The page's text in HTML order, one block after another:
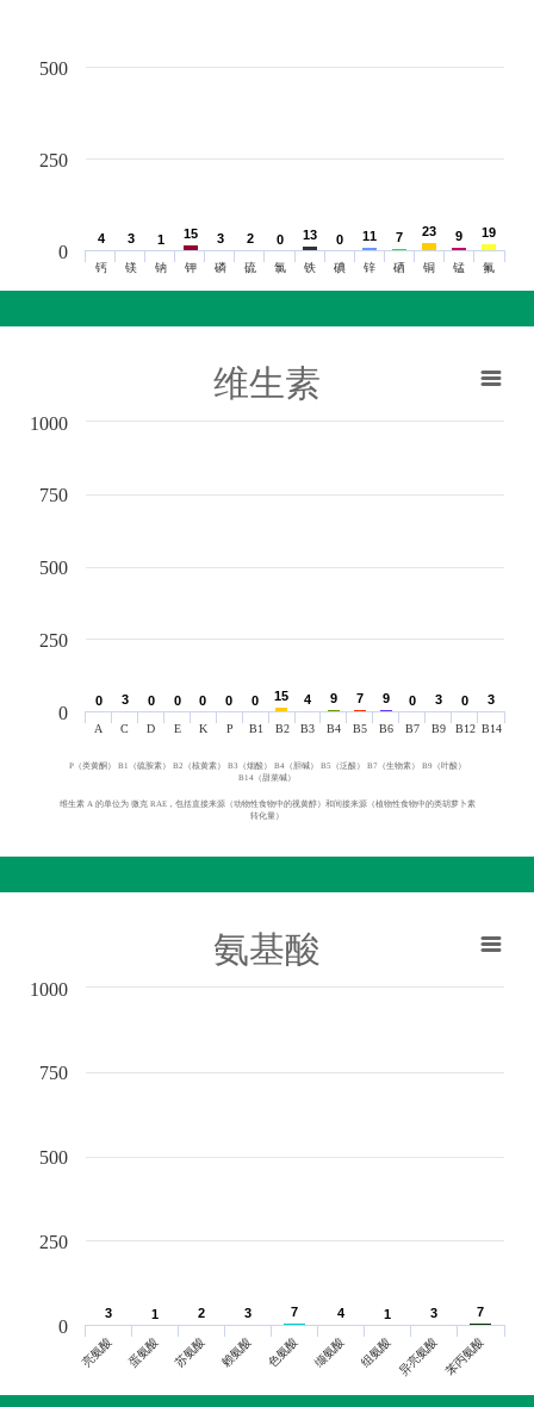
4
4 3
3 1
1 15
15 3
3 2
2 0
0 13
13 0
0 11
11 7
7 23
23 9
9 19
19
钙 镁 钠 钾 磷 硫 氯 铁 碘 锌 硒 铜 锰 氟
0
250
500
维生素
0
0 3
3 0
0 0
0 0
0 0
0 0
0 15
15 4
4 9
9 7
7 9
9 0
0 3
3 0
0 3
3
A C D E K P B1 B2 B3 B4 B5 B6 B7 B9 B12 B14
0
250
500
750
1000
P（类黄酮） B1（硫胺素） B2（核黄素） B3（烟酸） B4（胆碱） B5（泛酸） B7（生物素） B9（叶酸）
B14（甜菜碱）
维生素 A 的单位为 微克 RAE，包括直接来源（动物性食物中的视黄醇）和间接来源（植物性食物中的类胡萝卜素
转化量）
氨基酸
3
3 1
1 2
2 3
3 7
7 4
4 1
1 3
3 7
7
亮氨酸 蛋氨酸 苏氨酸 赖氨酸 色氨酸 缬氨酸 组氨酸 异亮氨酸苯丙氨酸
0
250
500
750
1000